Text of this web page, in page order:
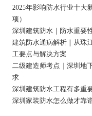
2025年影响防水行业十大
项）
深圳建筑防水｜防水重要
建筑防水通病解析｜从珠
工要点与解决方案
二级建造师考点｜深圳地
求
深圳建筑防水工程有多重
深圳家装防水怎么做才靠